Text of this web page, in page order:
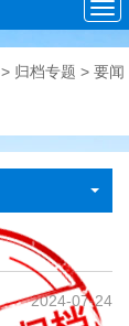
导
航
> 归档专题 > 要闻
2024-07-24